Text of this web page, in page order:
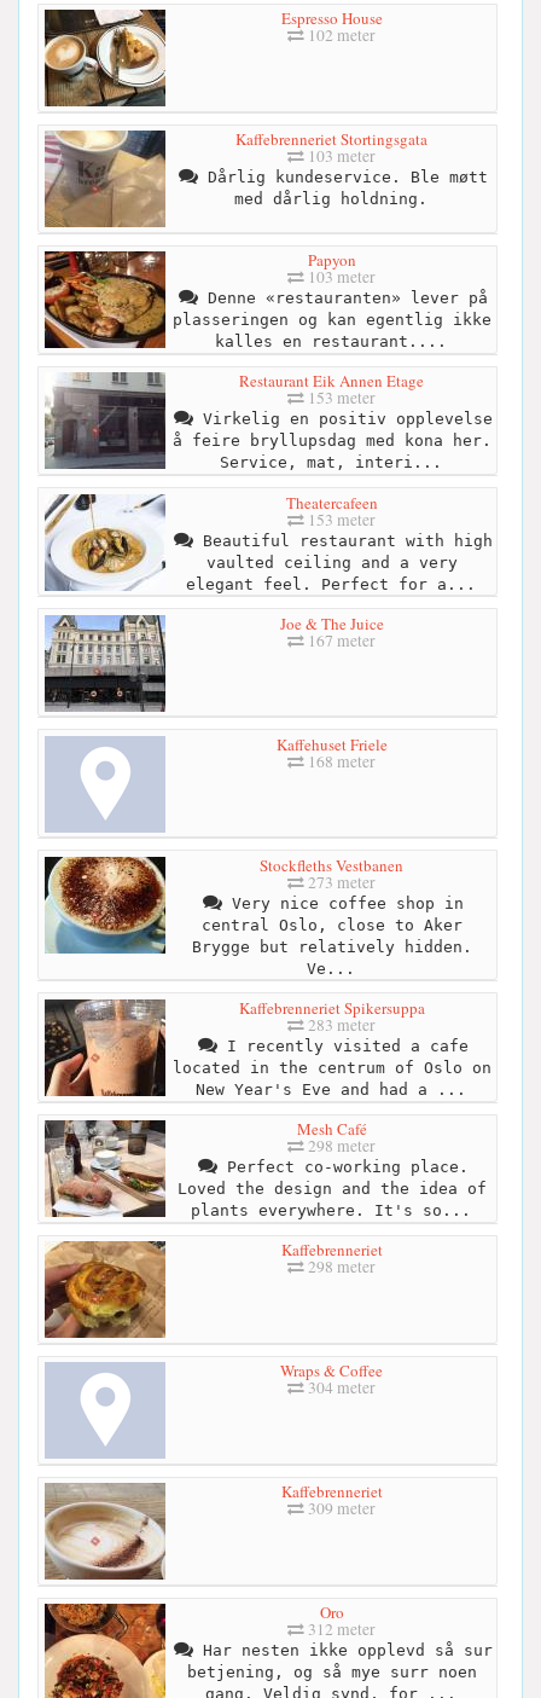
Espresso House
102 meter
Kaffebrenneriet Stortingsgata
103 meter
Dårlig kundeservice. Ble møtt
med dårlig holdning.
Papyon
103 meter
Denne «restauranten» lever på
plasseringen og kan egentlig ikke
kalles en restaurant....
Restaurant Eik Annen Etage
153 meter
Virkelig en positiv opplevelse
å feire bryllupsdag med kona her.
Service, mat, interi...
Theatercafeen
153 meter
Beautiful restaurant with high
vaulted ceiling and a very
elegant feel. Perfect for a...
Joe & The Juice
167 meter
Kaffehuset Friele
168 meter
Stockfleths Vestbanen
273 meter
Very nice coffee shop in
central Oslo, close to Aker
Brygge but relatively hidden.
Ve...
Kaffebrenneriet Spikersuppa
283 meter
I recently visited a cafe
located in the centrum of Oslo on
New Year's Eve and had a ...
Mesh Café
298 meter
Perfect co-working place.
Loved the design and the idea of
plants everywhere. It's so...
Kaffebrenneriet
298 meter
Wraps & Coffee
304 meter
Kaffebrenneriet
309 meter
Oro
312 meter
Har nesten ikke opplevd så sur
betjening, og så mye surr noen
gang. Veldig synd, for ...